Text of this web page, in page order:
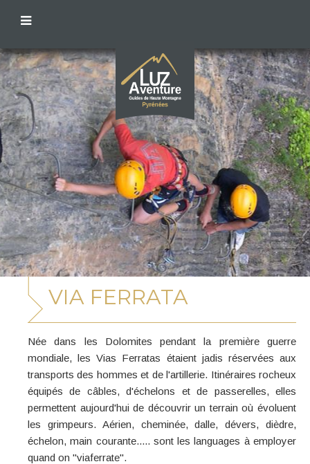
VIA FERRATA
Née dans les Dolomites pendant la première guerre
mondiale, les Vias Ferratas étaient jadis réservées aux
transports des hommes et de l'artillerie. Itinéraires rocheux
équipés de câbles, d'échelons et de passerelles, elles
permettent aujourd'hui de découvrir un terrain où évoluent
les grimpeurs. Aérien, cheminée, dalle, dévers, dièdre,
échelon, main courante..... sont les languages à employer
quand on "viaferrate".